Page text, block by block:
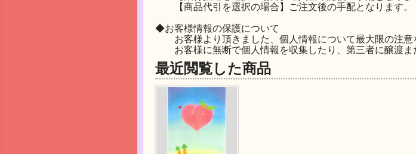
【商品代引を選択の場合】ご注文後の手配となります。
◆お客様情報の保護について
お客様より頂きました、個人情報について最大限の注意
お客様に無断で個人情報を収集したり、第三者に醸渡ま
最近閲覧した商品